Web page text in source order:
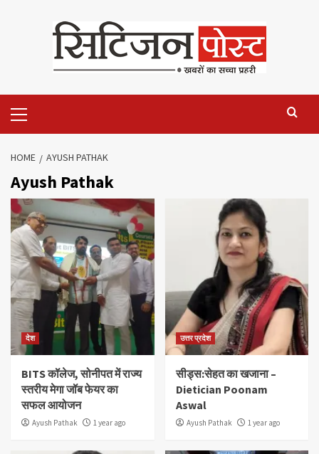
HOME AYUSH PATHAK
Ayush Pathak
देश
BITS कॉलेज, सोनीपत में राज्य
स्तरीय मेगा जॉब फेयर का
सफल आयोजन
Ayush Pathak 1 year ago
उत्तर प्रदेश
सीड्स:सेहत का खजाना –
Dietician Poonam
Aswal
Ayush Pathak 1 year ago